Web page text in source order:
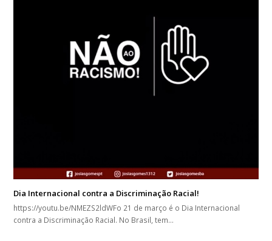
Dia Internacional contra a Discriminação Racial!
https://youtu.be/NMEZS2ldWFo 21 de março é o Dia Internacional
contra a Discriminação Racial. No Brasil, tem…